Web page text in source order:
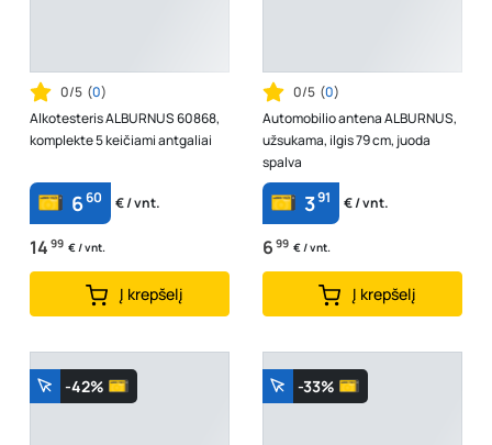
0/5 (0)
Alkotesteris ALBURNUS 60868,
komplekte 5 keičiami antgaliai
660 € / vnt.
14 99 € / vnt.
Į krepšelį
0/5 (0)
Automobilio antena ALBURNUS,
užsukama, ilgis 79 cm, juoda
spalva
391 € / vnt.
6 99 € / vnt.
Į krepšelį
-42% -33%